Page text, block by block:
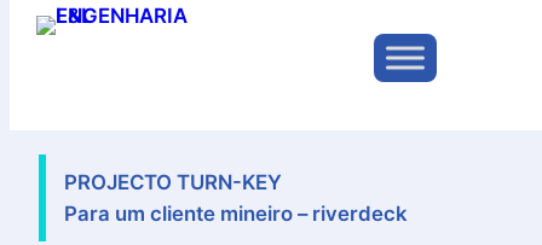
Pular
PROJECTO TURN-KEY
Para um cliente mineiro – riverdeck